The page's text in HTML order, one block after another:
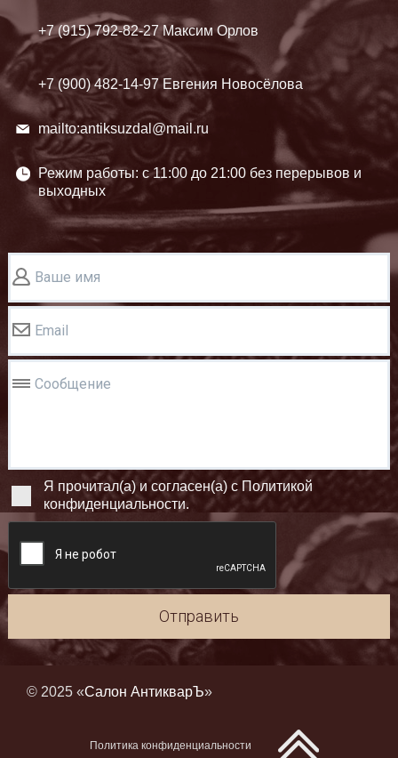
+7 (915)792-82-27 Максим Орлов
+7 (900)482-14-97 Евгения Новосёлова
mailto:antiksuzdal@mail.ru
Режим работы: c 11:00 до 21:00 без перерывов и
выходных
Ваше имя
Email
Сообщение
Я прочитал(а) и согласен(а) с Политикой
конфиденциальности.
Отправить
© 2025 «Салон АнтикварЪ»
Политика конфиденциальности